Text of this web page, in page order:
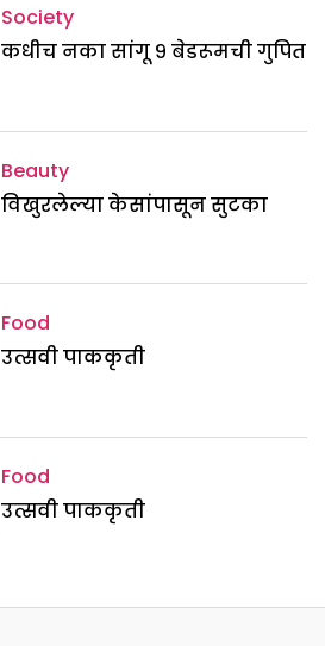
Society
कधीच नका सांगू ९ बेडरूमची गुपित
Beauty
विखुरलेल्या केसांपासून सुटका
Food
उत्सवी पाककृती
Food
उत्सवी पाककृती